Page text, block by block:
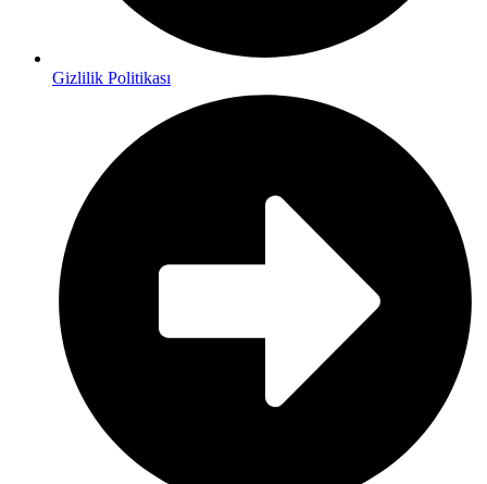
Gizlilik Politikası